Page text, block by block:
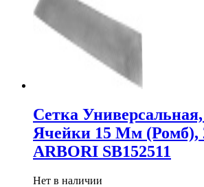
Сетка
Ячейки 15 Мм (Ромб),
ARBORI SB152511
Нет в наличии